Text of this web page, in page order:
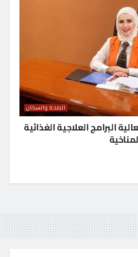
الصحة والسكان
البرامج العلاجية الغذائية